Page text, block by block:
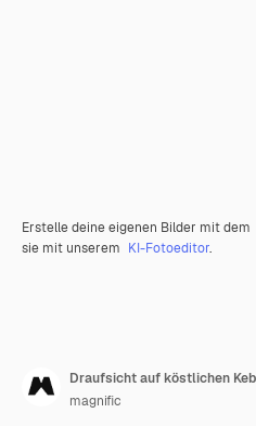
Erstelle deine eigenen Bilder mit dem
sie mit unserem KI-Fotoeditor.
Draufsicht auf köstlichen
magnific